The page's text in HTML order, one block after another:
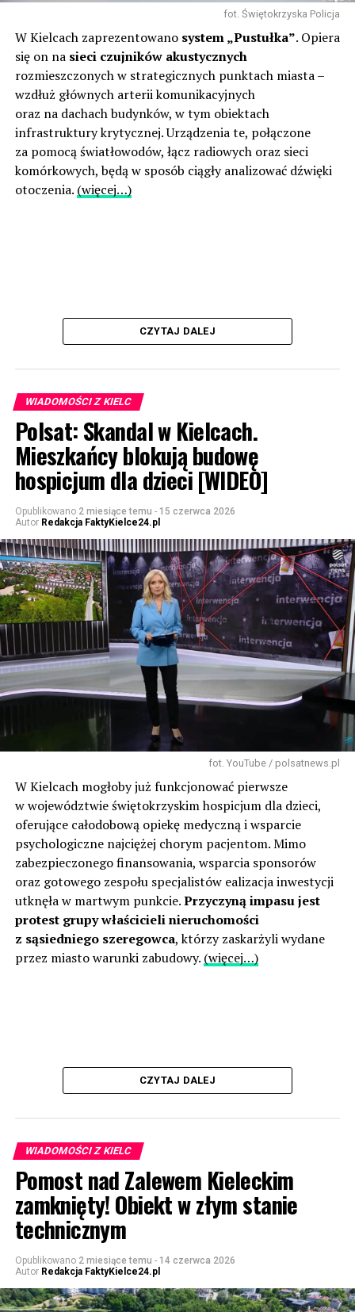
fot. Świętokrzyska Policja
W Kielcach zaprezentowano system „Pustułka”. Opiera
się on na sieci czujników akustycznych
rozmieszczonych w strategicznych punktach miasta –
wzdłuż głównych arterii komunikacyjnych
oraz na dachach budynków, w tym obiektach
infrastruktury krytycznej. Urządzenia te, połączone
za pomocą światłowodów, łącz radiowych oraz sieci
komórkowych, będą w sposób ciągły analizować dźwięki
otoczenia. (więcej…)
CZYTAJ DALEJ
WIADOMOŚCI Z KIELC
Polsat: Skandal w Kielcach.
Mieszkańcy blokują budowę
hospicjum dla dzieci [WIDEO]
Opublikowano 2 miesiące temu - 15 czerwca 2026
Autor Redakcja FaktyKielce24.pl
fot. YouTube / polsatnews.pl
W Kielcach mogłoby już funkcjonować pierwsze
w województwie świętokrzyskim hospicjum dla dzieci,
oferujące całodobową opiekę medyczną i wsparcie
psychologiczne najciężej chorym pacjentom. Mimo
zabezpieczonego finansowania, wsparcia sponsorów
oraz gotowego zespołu specjalistów ealizacja inwestycji
utknęła w martwym punkcie.Przyczyną impasu jest
protest grupy właścicieli nieruchomości
z sąsiedniego szeregowca, którzy zaskarżyli wydane
przez miasto warunki zabudowy. (więcej…)
CZYTAJ DALEJ
WIADOMOŚCI Z KIELC
Pomost nad Zalewem Kieleckim
zamknięty! Obiekt w złym stanie
technicznym
Opublikowano 2 miesiące temu - 14 czerwca 2026
Autor Redakcja FaktyKielce24.pl